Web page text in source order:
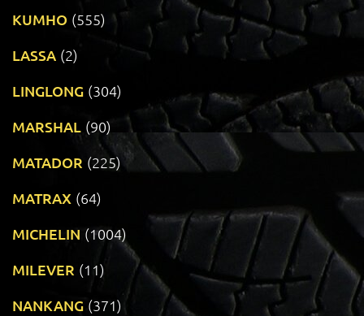
KUMHO (555)
LASSA (2)
LINGLONG (304)
MARSHAL (90)
MATADOR (225)
MATRAX (64)
MICHELIN (1004)
MILEVER (11)
NANKANG (371)